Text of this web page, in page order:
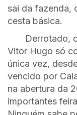
sai da fazenda,
cesta básica.
Derrotado,
Vitor Hugo só
única vez,
vencido por
na abertura da
importantes